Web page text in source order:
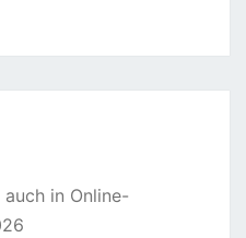
in Online-